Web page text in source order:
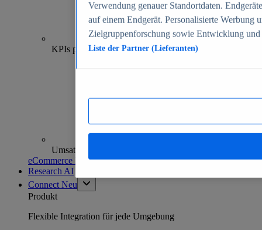
70+
KPIs pro Shop
Umsatzanalysen und -prognosen
eCommerce Insights entdecken
Research AI
Connect Neu
Produkt
Flexible Integration für jede Umgebung
Verwendung genauer Standortdaten.
auf einem Endgerät. Personalisierte Werbung
Zielgruppenforschung sowie Entwicklung
Liste der Partner (Lieferanten)